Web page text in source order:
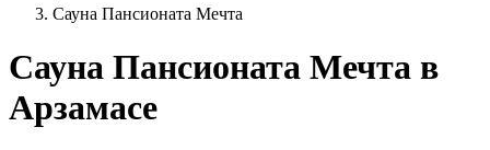
Сауна Пансионата Мечта
Сауна Пансионата Мечта в
Арзамасе